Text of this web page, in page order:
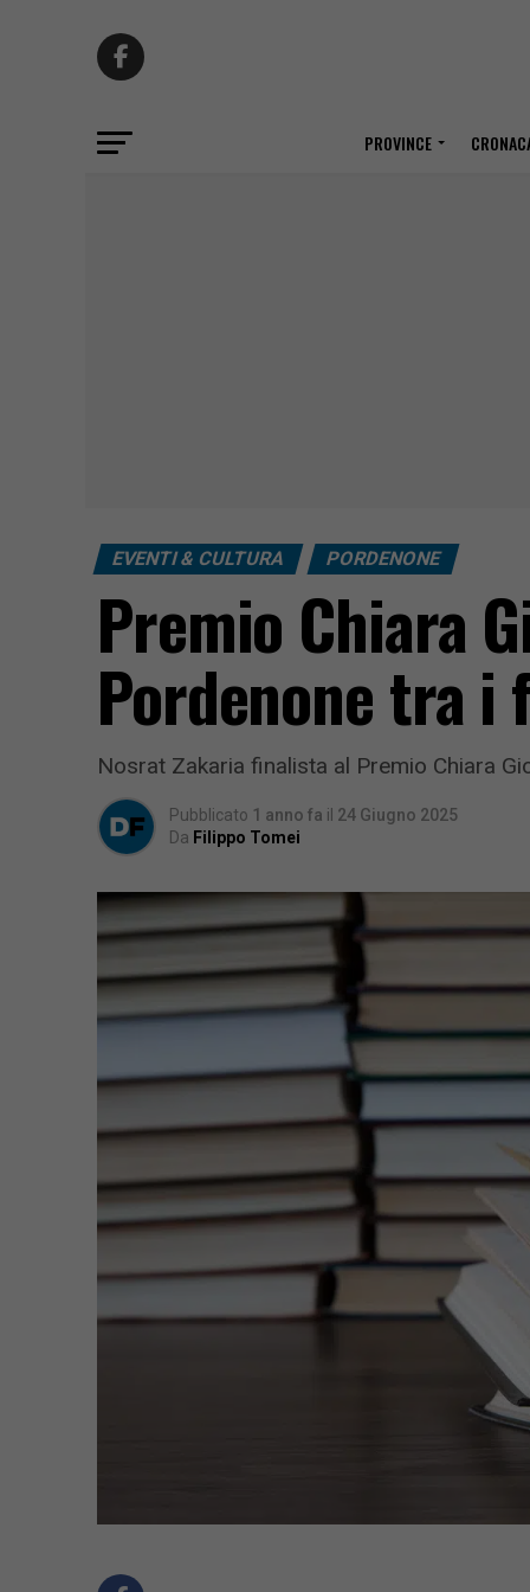
PROVINCE
EVENTI & CULTURA PORDENONE
Premio Chiara
Pordenone tra
Nosrat Zakaria finalista al Premio Chiara
Pubblicato 1 anno fa il 24 Giugno 2025
Da Filippo Tomei